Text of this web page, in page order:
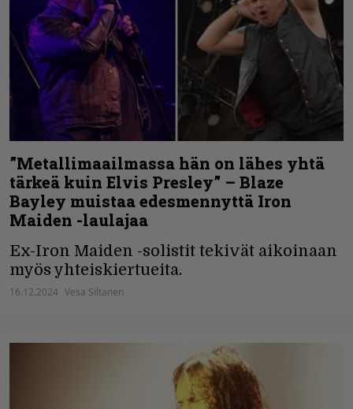
”Metallimaailmassa hän on lähes yhtä
tärkeä kuin Elvis Presley” – Blaze
Bayley muistaa edesmennyttä Iron
Maiden -laulajaa
Ex-Iron Maiden -solistit tekivät aikoinaan
myös yhteiskiertueita.
16.12.2024 Vesa Siltanen